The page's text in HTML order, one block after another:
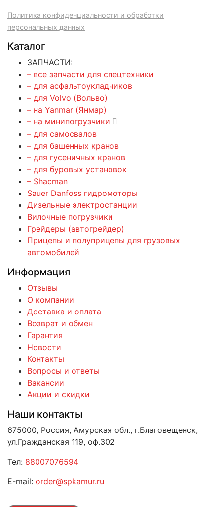
Политика конфиденциальности и обработки
персональных данных
Каталог
ЗАПЧАСТИ:
– все запчасти для спецтехники
– для асфальтоукладчиков
– для Volvo (Вольво)
– на Yanmar (Янмар)
– на минипогрузчики
– для самосвалов
– для башенных кранов
– для гусеничных кранов
– для буровых установок
– Shacman
Sauer Danfoss гидромоторы
Дизельные электростанции
Вилочные погрузчики
Грейдеры (автогрейдер)
Прицепы и полуприцепы для грузовых
автомобилей
Информация
Отзывы
О компании
Доставка и оплата
Возврат и обмен
Гарантия
Новости
Контакты
Вопросы и ответы
Вакансии
Акции и скидки
Наши контакты
675000, Россия, Амурская обл., г.Благовещенск,
ул.Гражданская 119, оф.302
Тел: 88007076594
E-mail: order@spkamur.ru